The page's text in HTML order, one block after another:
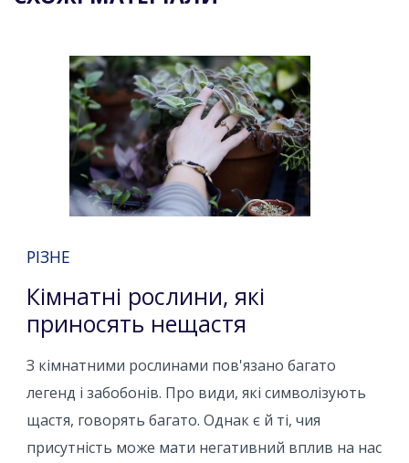
РІЗНЕ
Кімнатні рослини, які
приносять нещастя
З кімнатними рослинами пов'язано багато
легенд і забобонів. Про види, які символізують
щастя, говорять багато. Однак є й ті, чия
присутність може мати негативний вплив на нас